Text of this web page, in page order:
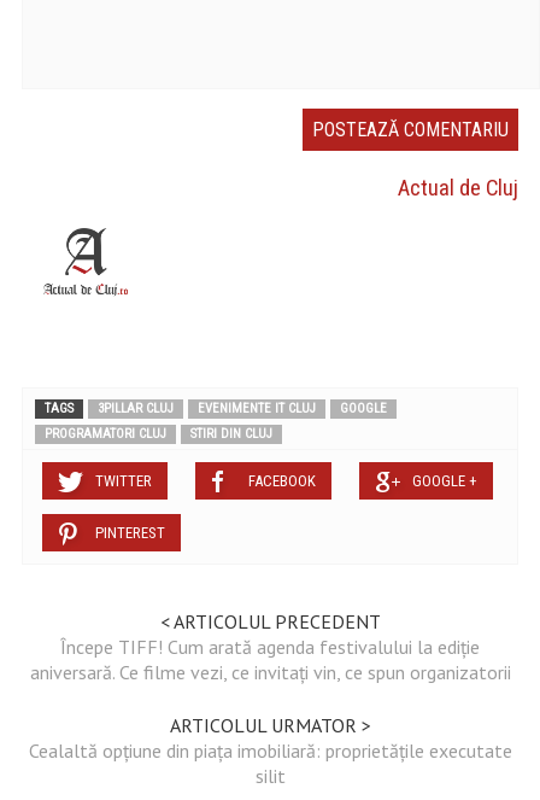
Actual de Cluj
TAGS 3PILLAR CLUJ EVENIMENTE IT CLUJ
GOOGLE
PROGRAMATORI CLUJ
STIRI DIN CLUJ
TWITTER FACEBOOK GOOGLE +
PINTEREST
< ARTICOLUL PRECEDENT
Începe TIFF! Cum arată agenda festivalului la ediție
aniversară. Ce filme vezi, ce invitați vin, ce spun organizatorii
ARTICOLUL URMATOR >
Cealaltă opțiune din piața imobiliară: proprietățile executate
silit